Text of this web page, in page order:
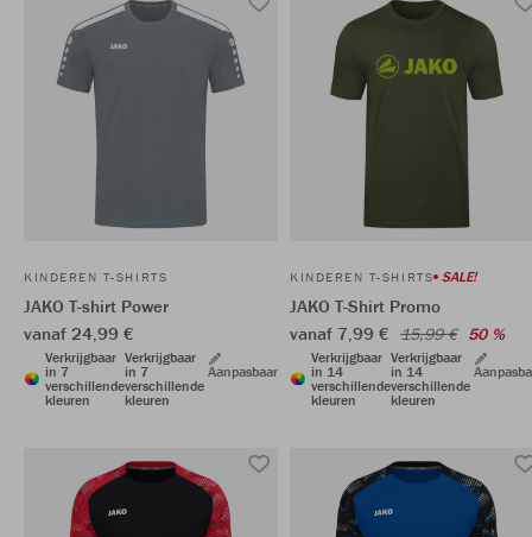
KINDEREN T-SHIRTS
JAKO T-shirt Power
vanaf 24,99 €
Verkrijgbaar
in 7
verschillende
kleuren
Verkrijgbaar
in 7
verschillende
kleuren
Aanpasbaar
KINDEREN T-SHIRTS SALE!
JAKO T-Shirt Promo
vanaf 7,99 € 15,99 € 50 %
Verkrijgbaar
in 14
verschillende
kleuren
Verkrijgbaar
in 14
verschillende
kleuren